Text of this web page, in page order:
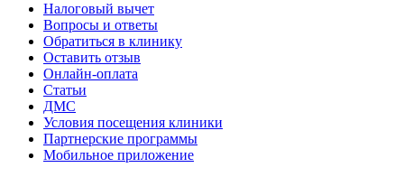
Налоговый вычет
Вопросы и ответы
Обратиться в клинику
Оставить отзыв
Онлайн-оплата
Статьи
ДМС
Условия посещения клиники
Партнерские программы
Мобильное приложение